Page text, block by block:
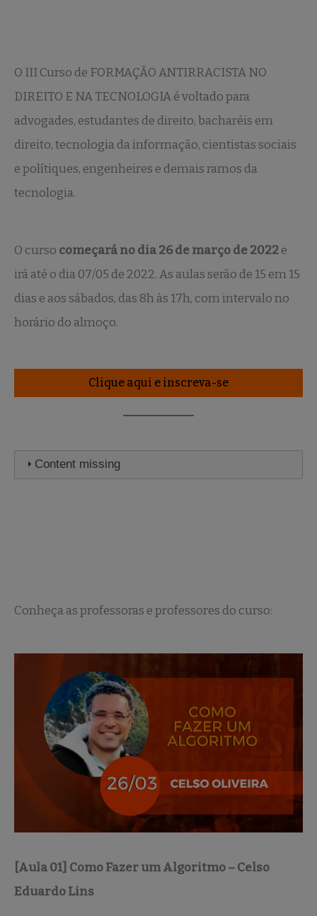
O III Curso de FORMAÇÃO ANTIRRACISTA NO
DIREITO E NA TECNOLOGIA é voltado para
advogades, estudantes de direito, bacharéis em
direito, tecnologia da informação, cientistas sociais
e polítiques, engenheires e demais ramos da
tecnologia.
O curso começará no dia 26 de março de 2022e
irá até o dia 07/05 de 2022. As aulas serão de 15 em 15
dias e aos sábados, das 8h às 17h, com intervalo no
horário do almoço.
Clique aqui e inscreva-se
Content missing
Conheça as professoras e professores do curso:
[Aula 01] Como Fazer um Algoritmo – Celso
Eduardo Lins